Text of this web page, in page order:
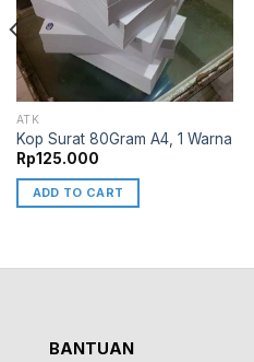
ATK
Kop Surat 80Gram A4, 1 Warna
Rp125.000
ADD TO CART
BANTUAN